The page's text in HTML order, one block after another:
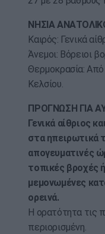
ΝΗΣΙΑ
Καιρός: Γενικά
Άνεμοι: Βόρειοι
Θερμοκρασία:
Κελσίου.
ΠΡΟΓΝΩΣΗ ΓΙΑ
Γενικά αίθριος
στα ηπειρωτικά
απογευματινές
τοπικές βροχές
μεμονωμένες
ορεινά.
Η ορατότητα τις
περιορισμένη.